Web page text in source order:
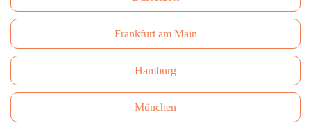
Frankfurt am Main
Hamburg
München